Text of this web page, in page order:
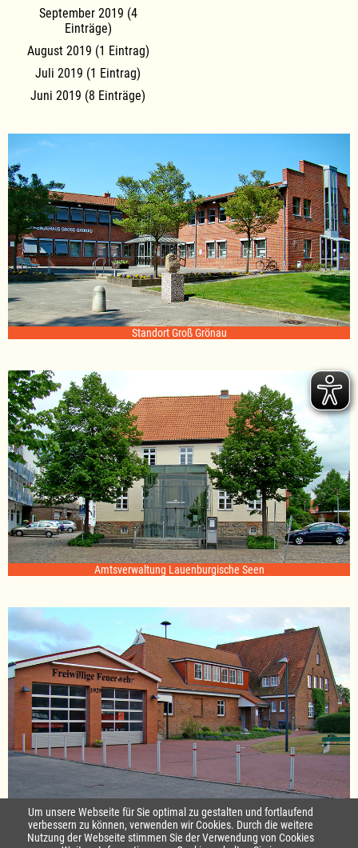
September 2019 (4
Einträge)
August 2019 (1 Eintrag)
Juli 2019 (1 Eintrag)
Juni 2019 (8 Einträge)
Standort Groß Grönau
Amtsverwaltung Lauenburgische Seen
Standort Sterley
Startseite|Kontakt
Um unsere Webseite für Sie optimal zu gestalten und fortlaufend
verbessern zu können, verwenden wir Cookies. Durch die weitere
Nutzung der Webseite stimmen Sie der Verwendung von Cookies